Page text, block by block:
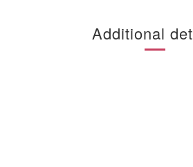
Additional